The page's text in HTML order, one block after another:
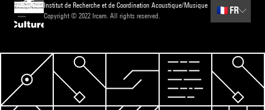
Institut de Recherche et de Coordination Acoustique/Musique
Copyright © 2022 Ircam. All rights reserved.
🇫🇷 FR